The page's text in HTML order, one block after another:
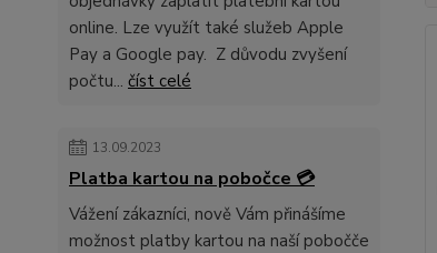
online. Lze využít také služeb Apple
Pay a Google pay. Z důvodu zvyšení
počtu... číst celé
13.09.2023
Platba kartou na pobočce 💳
Vážení zákazníci, nově Vám přinášíme
možnost platby kartou na naší pobočče